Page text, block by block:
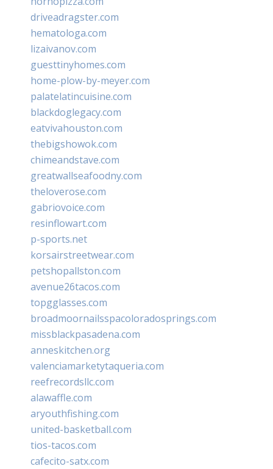
driveadragster.com
hematologa.com
lizaivanov.com
guesttinyhomes.com
home-plow-by-meyer.com
palatelatincuisine.com
blackdoglegacy.com
eatvivahouston.com
thebigshowok.com
chimeandstave.com
greatwallseafoodny.com
theloverose.com
gabriovoice.com
resinflowart.com
p-sports.net
korsairstreetwear.com
petshopallston.com
avenue26tacos.com
topgglasses.com
broadmoornailsspacoloradosprings.com
missblackpasadena.com
anneskitchen.org
valenciamarketytaqueria.com
reefrecordsllc.com
alawaffle.com
aryouthfishing.com
united-basketball.com
tios-tacos.com
cafecito-satx.com